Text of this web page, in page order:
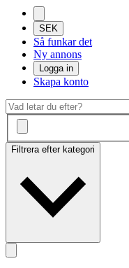
SEK
Så funkar det
Ny annons
Logga in
Skapa konto
Filtrera efter kategori